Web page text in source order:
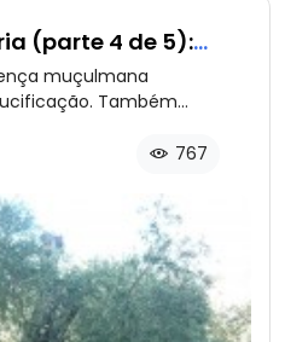
(parte 4 de 5):
muçulmana
Também
em nome da767